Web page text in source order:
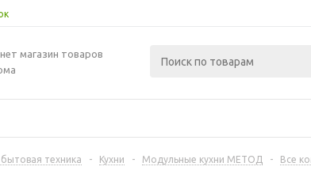
магазин товаров
бытовая техника - Кухни - Модульные кухни МЕТОД - Все